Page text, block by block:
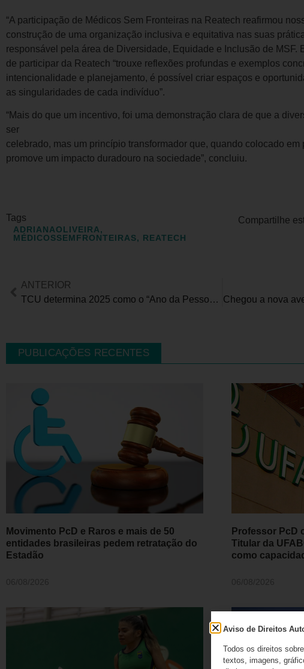
“A participação de Médicos Sem Fronteiras na Reatech reafirmou
construção de uma organização inclusiva e equitativa nas suas
responsável pela área de Diversidade, Equidade e Inclusão de MSF.
de participar da Reatech “trouxe reflexões profundas e exemplos
intencionalidade e planejamento, é possível criar espaços e
as singularidades de cada indivíduo”.
“Mais do que um incentivo, foi uma demonstração clara de que a
ser
celebrado, mas um princípio transformador que, quando colocado em
promove um impacto duradouro na sociedade”, concluiu.
Tags
ADRIANAOLIVEIRA,
MÉDICOSSEMFRONTEIRAS, REATECH
Compartilhe
ANTERIOR
TCU determina 2025 como o “Ano da Pessoa com Deficiência no Controle Externo Brasileiro”
PUBLICAÇÕES RECENTES
Movimento PcD e Raros e mais de 50
entidades brasileiras pedem retratação do
Estadão
Professor PcD
Titular da
como
Aviso de Direitos
Todos os direitos
textos, imagens,